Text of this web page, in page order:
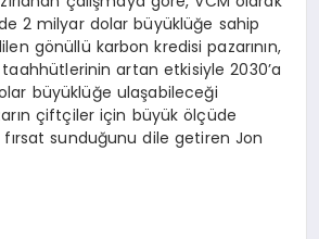
2 milyar dolar büyüklüğe sahip
gönüllü karbon kredisi pazarının,
taahhütlerinin artan etkisiyle 2030’a
büyüklüğe ulaşabileceği
çiftçiler için büyük ölçüde
sunduğunu dile getiren Jon